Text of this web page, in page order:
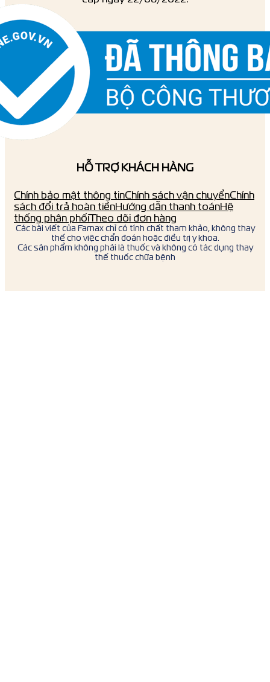
HỖ TRỢ KHÁCH HÀNG
Chính bảo mật thông tinChính sách vận chuyểnChính
sách đổi trả hoàn tiềnHướng dẫn thanh toánHệ
thống phân phốiTheo dõi đơn hàng
Các bài viết của Famax chỉ có tính chất tham khảo, không thay
thế cho việc chẩn đoán hoặc điều trị y khoa.
Các sản phẩm không phải là thuốc và không có tác dụng thay
thế thuốc chữa bệnh